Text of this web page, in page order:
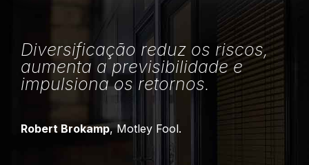
Diversificação reduz os riscos,
aumenta a previsibilidade e
impulsiona os retornos.
Robert Brokamp, Motley Fool.